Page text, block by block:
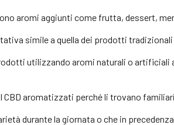
aromi aggiunti come frutta, dessert,
simile a quella dei prodotti tradizionali
utilizzando aromi naturali o artificiali
aromatizzati perché li trovano
durante la giornata o che in